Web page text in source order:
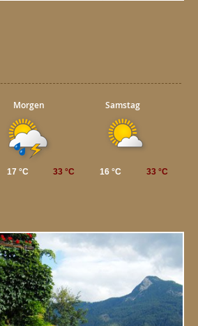
Morgen Samstag
17 °C 33 °C 16 °C 33 °C